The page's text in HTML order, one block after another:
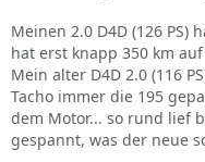
Meinen 2.0 D4D (126
hat erst knapp 350 km
Mein alter D4D 2.0 (116
Tacho immer die 195
dem Motor... so rund lief
gespannt, was der neue